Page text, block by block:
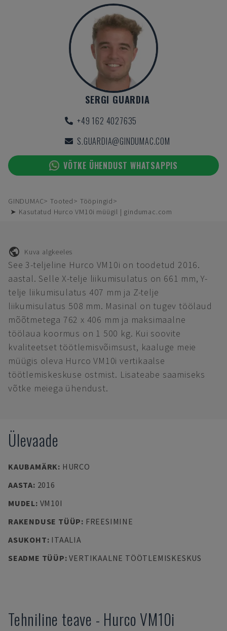
SERGI GUARDIA
+49 162 4027635
S.GUARDIA@GINDUMAC.COM
VÕTKE ÜHENDUST WHATSAPPIS
GINDUMAC Tooted
Tööpingid
➤ Kasutatud Hurco VM10i müügil | gindumac.com
Kuva algkeeles
See 3-teljeline Hurco VM10i on toodetud 2016.
aastal. Selle X-telje liikumisulatus on 661 mm, Y-
telje liikumisulatus 407 mm ja Z-telje
liikumisulatus 508 mm. Masinal on tugev töölaud
mõõtmetega 762 x 406 mm ja maksimaalne
töölaua koormus on 1 500 kg. Kui soovite
kvaliteetset töötlemisvõimsust, kaaluge meie
müügis oleva Hurco VM10i vertikaalse
töötlemiskeskuse ostmist. Lisateabe saamiseks
võtke meiega ühendust.
Ülevaade
KAUBAMÄRK: HURCO
AASTA: 2016
MUDEL: VM10I
RAKENDUSE TÜÜP: FREESIMINE
ASUKOHT: ITAALIA
SEADME TÜÜP:VERTIKAALNE TÖÖTLEMISKESKUS
Tehniline teave - Hurco VM10i